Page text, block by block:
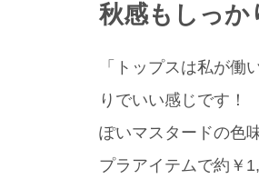
秋感もしっ
「トップスは私が
りでいい感じです！
ぽいマスタードの色
プラアイテムで約